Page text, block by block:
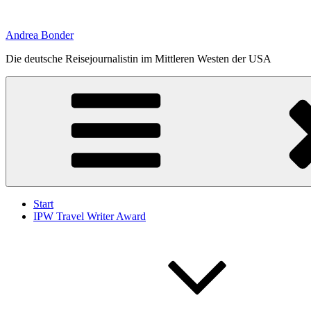
springen
Andrea Bonder
Die deutsche Reisejournalistin im Mittleren Westen der USA
Start
IPW Travel Writer Award